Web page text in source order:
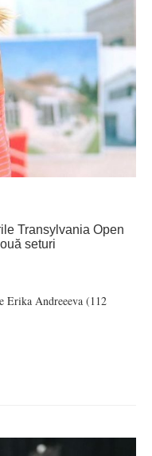
Transylvania Open
seturi
Erika Andreeeva (112